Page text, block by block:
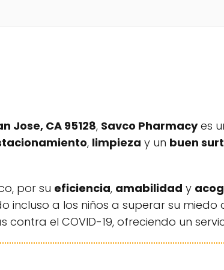
Jose, CA 95128, Savco Pharmacyes
, limpieza y un buen
por su eficiencia, amabilidad y
incluso a los niños a superar su miedo
el COVID-19, ofreciendo un